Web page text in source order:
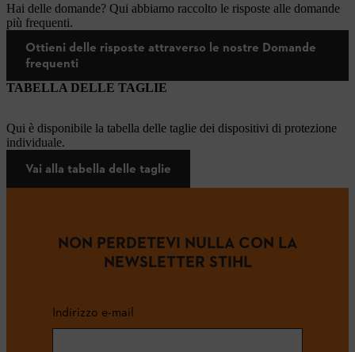
Hai delle domande? Qui abbiamo raccolto le risposte alle domande
più frequenti.
Ottieni delle risposte attraverso le nostre Domande
frequenti
TABELLA DELLE TAGLIE
Qui è disponibile la tabella delle taglie dei dispositivi di protezione
individuale.
Vai alla tabella delle taglie
NON PERDETEVI NULLA CON LA
NEWSLETTER STIHL
Indirizzo e-mail